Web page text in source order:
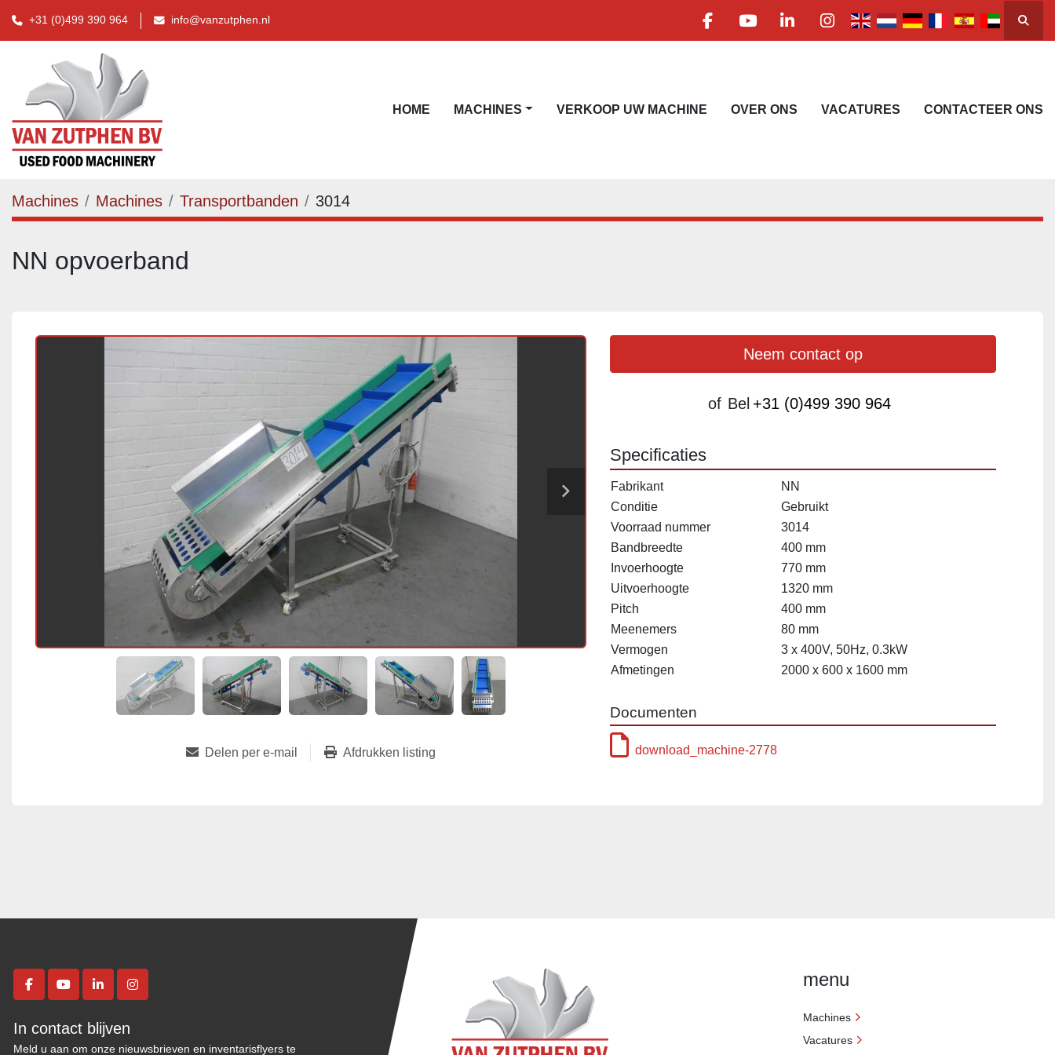
+31 (0)499 390 964 info@vanzutphen.nl
facebookyoutubelinkedininstagram
HOME MACHINES VACATURES
VERKOOP UW MACHINE OVER ONS CONTACTEER ONS
Machines Machines Transportbanden 3014
NN opvoerband
Neem contact op
of Bel +31 (0)499 390 964
Delen per e-mail Afdrukken listing
Specificaties
Fabrikant
NN
Conditie
Gebruikt
Voorraad nummer
3014
Bandbreedte
400 mm
Invoerhoogte
770 mm
Uitvoerhoogte
1320 mm
Pitch
400 mm
Meenemers
80 mm
Vermogen
3 x 400V, 50Hz, 0.3kW
Afmetingen
2000 x 600 x 1600 mm
Documenten
download_machine-2778
facebookyoutubelinkedininstagram
In contact blijven
Meld u aan om onze nieuwsbrieven en inventarisflyers te
menu
Machines
Vacatures